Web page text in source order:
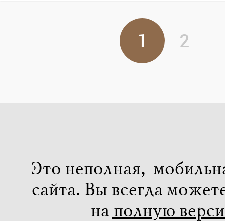
1 2
Это неполная,
сайта. Вы всегда
на полную